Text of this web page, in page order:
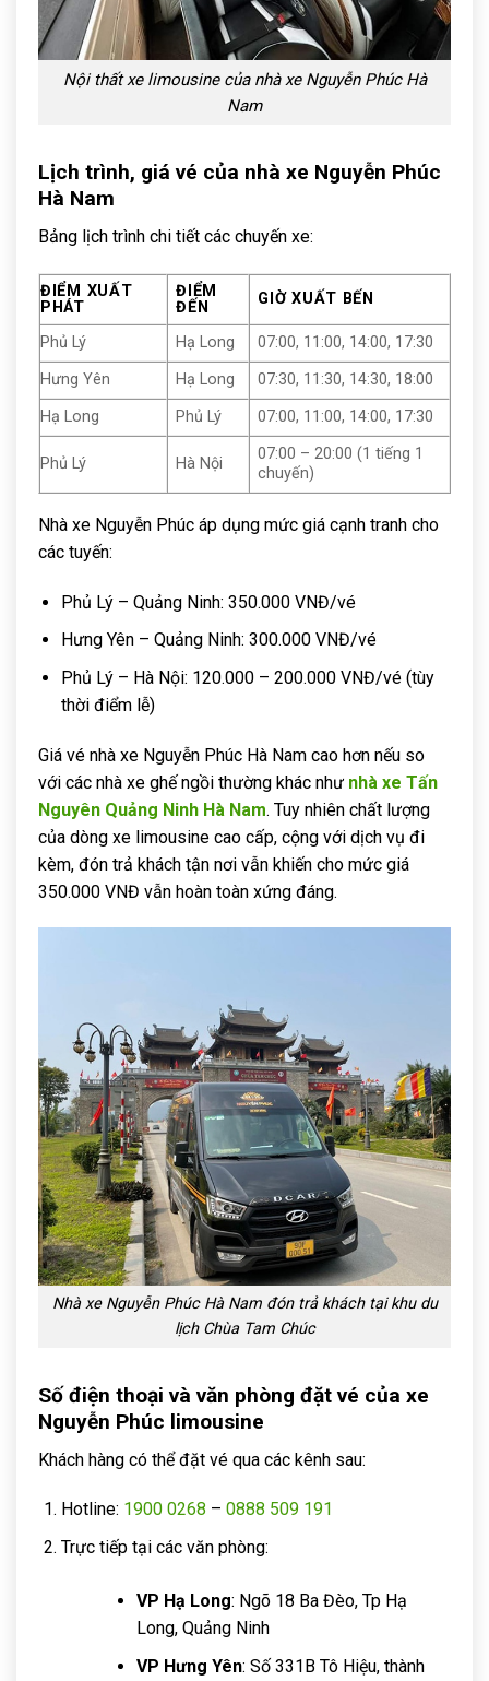
Nội thất xe limousine của nhà xe Nguyễn Phúc Hà
Nam
Lịch trình, giá vé của nhà xe Nguyễn Phúc
Hà Nam
Bảng lịch trình chi tiết các chuyến xe:
ĐIỂM XUẤT
PHÁT
ĐIỂM
ĐẾN
GIỜ XUẤT BẾN
Phủ Lý Hạ Long
07:00, 11:00, 14:00, 17:30
Hưng Yên
Hạ Long
07:30, 11:30, 14:30, 18:00
Hạ Long
Phủ Lý 07:00, 11:00, 14:00, 17:30
Phủ Lý Hà Nội
07:00 – 20:00 (1 tiếng 1
chuyến)
Nhà xe Nguyễn Phúc áp dụng mức giá cạnh tranh cho
các tuyến:
Phủ Lý – Quảng Ninh: 350.000 VNĐ/vé
Hưng Yên – Quảng Ninh: 300.000 VNĐ/vé
Phủ Lý – Hà Nội: 120.000 – 200.000 VNĐ/vé (tùy
thời điểm lễ)
Giá vé nhà xe Nguyễn Phúc Hà Nam cao hơn nếu so
với các nhà xe ghế ngồi thường khác như nhà xe Tấn
Nguyên Quảng Ninh Hà Nam. Tuy nhiên chất lượng
của dòng xe limousine cao cấp, cộng với dịch vụ đi
kèm, đón trả khách tận nơi vẫn khiến cho mức giá
350.000 VNĐ vẫn hoàn toàn xứng đáng.
Nhà xe Nguyễn Phúc Hà Nam đón trả khách tại khu du
lịch Chùa Tam Chúc
Số điện thoại và văn phòng đặt vé của xe
Nguyễn Phúc limousine
Khách hàng có thể đặt vé qua các kênh sau:
Hotline: 1900 0268 – 0888 509 191
Trực tiếp tại các văn phòng:
VP Hạ Long: Ngõ 18 Ba Đèo, Tp Hạ
Long, Quảng Ninh
VP Hưng Yên: Số 331B Tô Hiệu, thành